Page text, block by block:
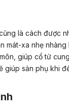
là cách được
mát-xa nhẹ
giúp cổ tử
giúp sản phụ khi